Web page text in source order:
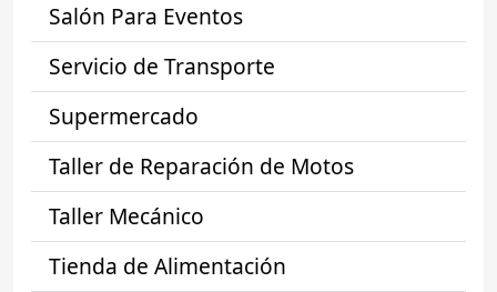
Salón Para Eventos
Servicio de Transporte
Supermercado
Taller de Reparación de Motos
Taller Mecánico
Tienda de Alimentación